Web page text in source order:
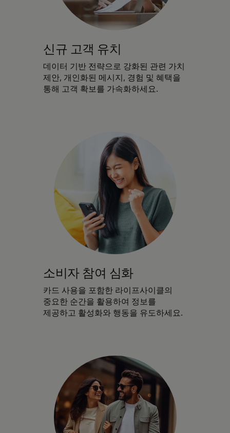
신규 고객 유치
데이터 기반 전략으로 강화된 관련 가치
제안, 개인화된 메시지, 경험 및 혜택을
통해 고객 확보를 가속화하세요.
소비자 참여 심화
카드 사용을 포함한 라이프사이클의
중요한 순간을 활용하여 정보를
제공하고 활성화와 행동을 유도하세요.